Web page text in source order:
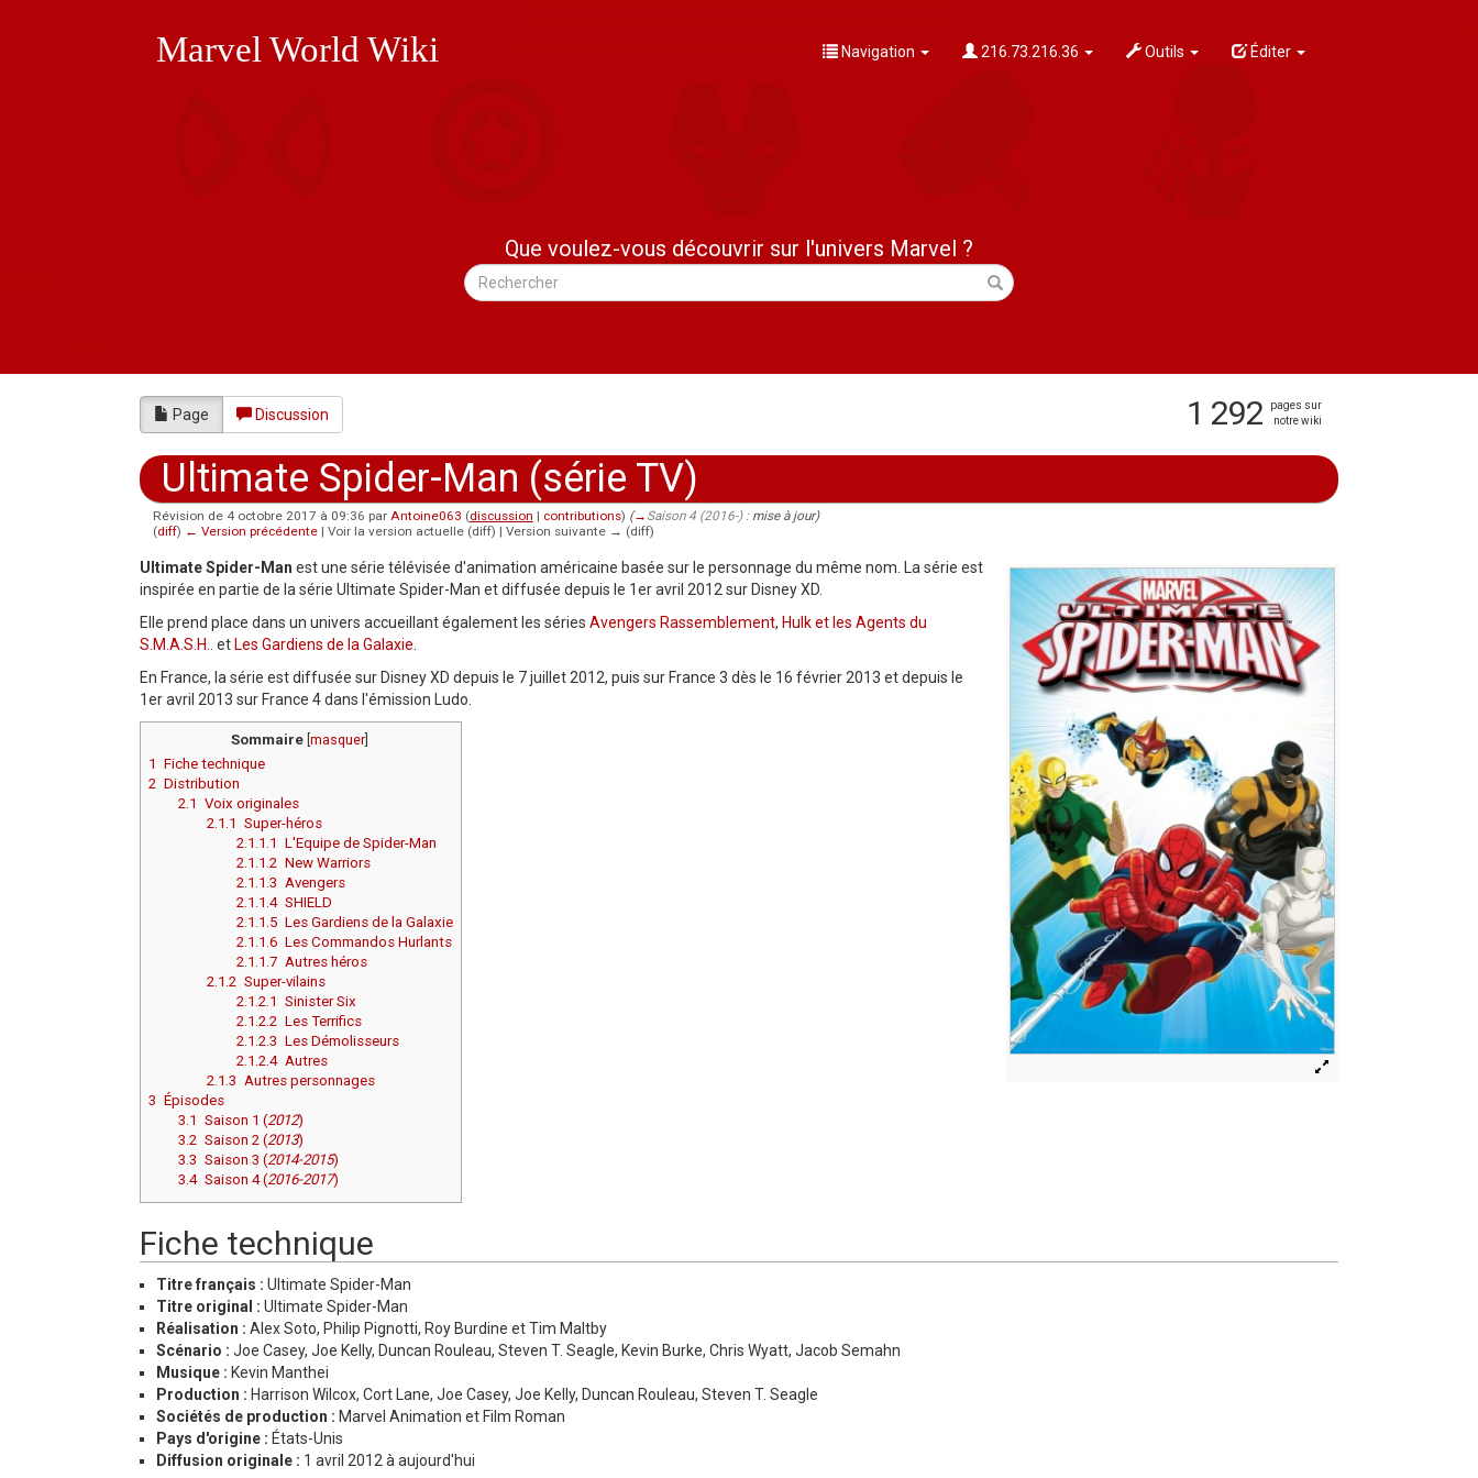
Marvel World Wiki Navigation 216.73.216.36 Outils Éditer
Que voulez-vous découvrir sur l'univers Marvel ?
Page Discussion 1 292
pages sur
notre wiki
Ultimate Spider-Man (série TV)
Révision de 4 octobre 2017 à 09:36 par Antoine063 (discussion | contributions) (→ Saison 4 (2016-) : mise à jour)
(diff) ← Version précédente| Voir la version actuelle (diff) | Version suivante → (diff)
Ultimate Spider-Man est une série télévisée d'animation américaine basée sur le personnage du même nom. La série est
inspirée en partie de la série Ultimate Spider-Man et diffusée depuis le 1er avril 2012 sur Disney XD.
Elle prend place dans un univers accueillant également les séries Avengers Rassemblement, Hulk et les Agents du
S.M.A.S.H.
. et Les Gardiens de la Galaxie
En France, la série est diffusée sur Disney XD depuis le 7 juillet 2012, puis sur France 3 dès le 16 février 2013 et depuis le
1er avril 2013 sur France 4 dans l'émission Ludo.
Sommaire[ masquer]
1 Fiche technique
2 Distribution
2.1 Voix originales
2.1.1
Super-héros
2.1.1.1 L'Equipe de Spider-Man
2.1.1.2 New Warriors
2.1.1.3 Avengers
2.1.1.4 SHIELD
2.1.1.5 Les Gardiens de la Galaxie
2.1.1.6 Les Commandos Hurlants
2.1.1.7 Autres héros
2.1.2 Super-vilains
2.1.2.1 Sinister Six
2.1.2.2 Les Terrifics
2.1.2.3 Les Démolisseurs
2.1.2.4 Autres
2.1.3 Autres personnages
3 Épisodes
3.1 Saison 1 (2012)
3.2 Saison 2 (2013)
3.3 Saison 3 (2014-2015)
3.4 Saison 4 (2016-2017)
Fiche technique
Titre français : Ultimate Spider-Man
Titre original : Ultimate Spider-Man
Réalisation : Alex Soto, Philip Pignotti, Roy Burdine et Tim Maltby
Scénario : Joe Casey, Joe Kelly, Duncan Rouleau, Steven T. Seagle, Kevin Burke, Chris Wyatt, Jacob Semahn
Musique : Kevin Manthei
Production : Harrison Wilcox, Cort Lane, Joe Casey, Joe Kelly, Duncan Rouleau, Steven T. Seagle
Sociétés de production : Marvel Animation et Film Roman
Pays d'origine : États-Unis
Diffusion originale : 1 avril 2012 à aujourd'hui